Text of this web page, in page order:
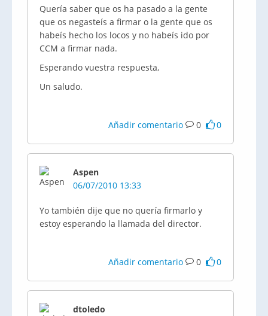
Quería saber que os ha pasado a la gente
que os negasteís a firmar o la gente que os
habeís hecho los locos y no habeís ido por
CCM a firmar nada.
Esperando vuestra respuesta,
Un saludo.
Añadir comentario 0 0
Aspen
06/07/2010 13:33
Yo también dije que no quería firmarlo y
estoy esperando la llamada del director.
Añadir comentario 0 0
dtoledo